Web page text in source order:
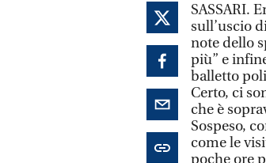
SASSARI.
sull’uscio
note dello
più” e
balletto
Certo, ci
che è
Sospeso,
come le
poche ore